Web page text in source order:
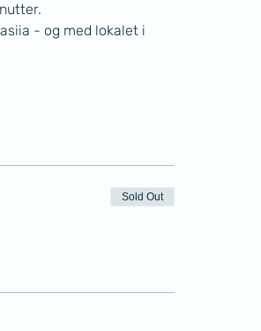
- og med lokalet i
Sold Out